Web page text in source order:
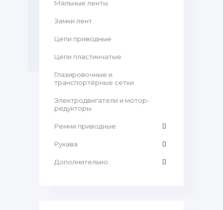
Мяльные ленты
Замки лент
Цепи приводные
Цепи пластинчатые
Глазировочные и
транспортёрные сетки
Электродвигатели и мотор-
редукторы
Ремни приводные
Рукава
Дополнительно